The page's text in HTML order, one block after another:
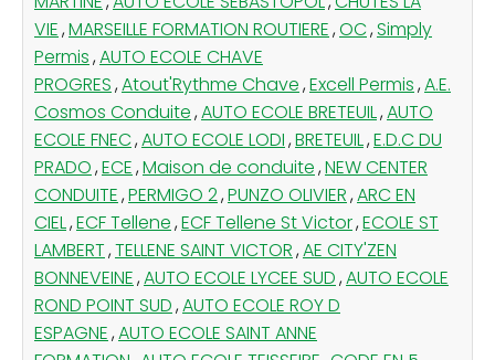
VIE,MARSEILLE FORMATION ROUTIERE,OC,Simply
Permis,AUTO ECOLE CHAVE
PROGRES,Atout'Rythme Chave,Excell Permis,A.E.
Cosmos Conduite,AUTO ECOLE BRETEUIL,AUTO
ECOLE FNEC,AUTO ECOLE LODI,BRETEUIL,E.D.C DU
PRADO,ECE,Maison de conduite,NEW CENTER
CONDUITE,PERMIGO 2,PUNZO OLIVIER,ARC EN
CIEL,ECF Tellene,ECF Tellene St Victor,ECOLE ST
LAMBERT,TELLENE SAINT VICTOR,AE CITY'ZEN
BONNEVEINE,AUTO ECOLE LYCEE SUD,AUTO ECOLE
ROND POINT SUD,AUTO ECOLE ROY D
ESPAGNE,AUTO ECOLE SAINT ANNE